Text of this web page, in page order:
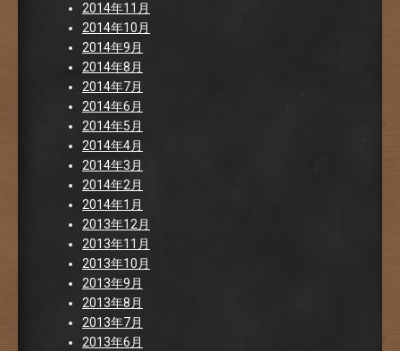
2014年11月
2014年10月
2014年9月
2014年8月
2014年7月
2014年6月
2014年5月
2014年4月
2014年3月
2014年2月
2014年1月
2013年12月
2013年11月
2013年10月
2013年9月
2013年8月
2013年7月
2013年6月